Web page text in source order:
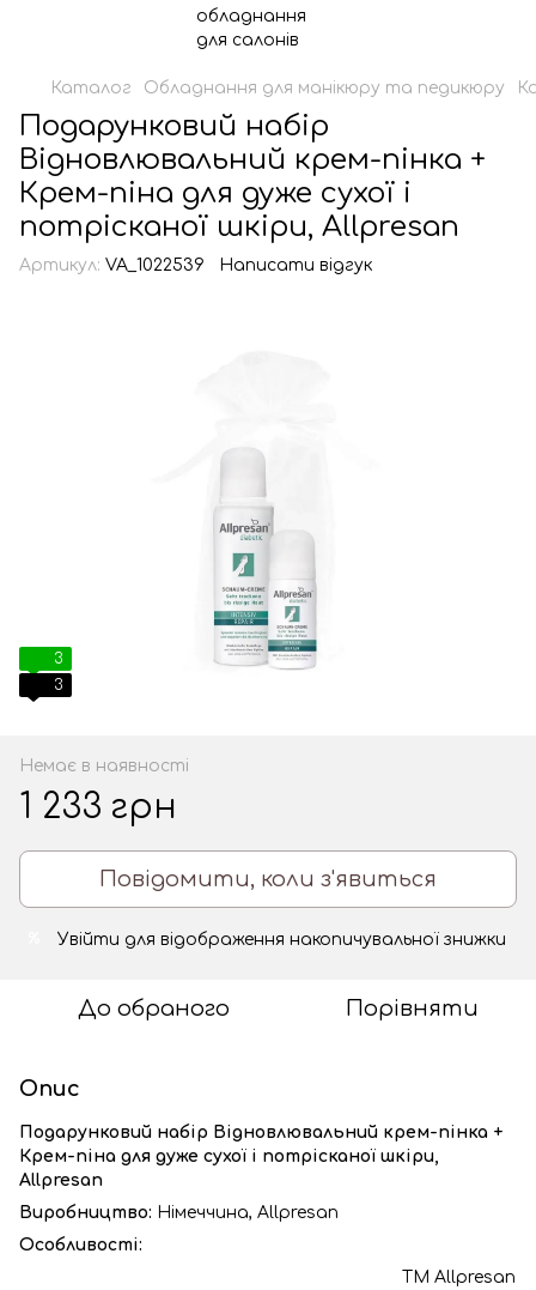
Каталог Обладнання для манікюру та педикюру
Подарунковий набір
Відновлювальний крем-пінка +
Крем-піна для дуже сухої і
потрісканої шкіри, Allpresan
Артикул: VA_1022539 Написати відгук
3
3
Немає в наявності
1 233 грн
Повідомити, коли з'явиться
Увійти для відображення накопичувальної знижки
До обраного Порівняти
Опис
Подарунковий набір Відновлювальний крем-пінка +
Крем-піна для дуже сухої і потрісканої шкіри,
Allpresan
Виробництво: Німеччина, Allpresan
Особливості:
TM Allpresan